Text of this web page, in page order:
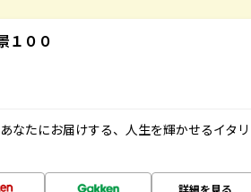
１００
なたにお届けする、人生を輝かせるイタリ
詳細を見る